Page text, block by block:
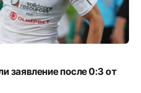
заявление после 0:3 от